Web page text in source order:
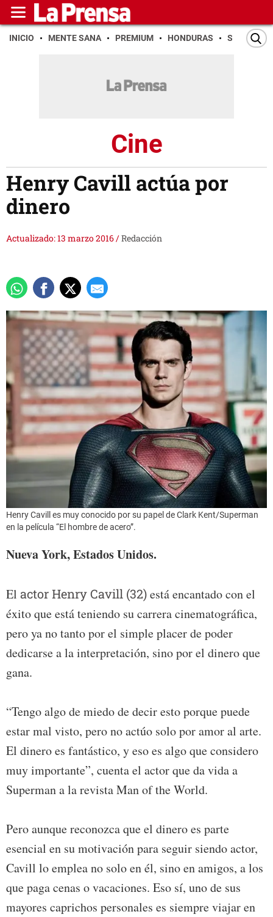
INICIO MENTE SANA PREMIUM HONDURAS SAN PEDRO
Cine
Henry Cavill actúa por
dinero
Actualizado: 13 marzo 2016/Redacción
Henry Cavill es muy conocido por su papel de Clark Kent/Superman
en la película “El hombre de acero”.
Nueva York, Estados Unidos.
El actor Henry Cavill (32)está encantado con el
éxito que está teniendo su carrera cinematográfica,
pero ya no tanto por el simple placer de poder
dedicarse a la interpretación, sino por el dinero que
gana.
“Tengo algo de miedo de decir esto porque puede
estar mal visto, pero no actúo solo por amor al arte.
El dinero es fantástico, y eso es algo que considero
muy importante”, cuenta el actor que da vida a
Superman a la revista Man of the World.
Pero aunque reconozca que el dinero es parte
esencial en su motivación para seguir siendo actor,
Cavill lo emplea no solo en él, sino en amigos, a los
que paga cenas o vacaciones. Eso sí, uno de sus
mayores caprichos personales es siempre viajar en